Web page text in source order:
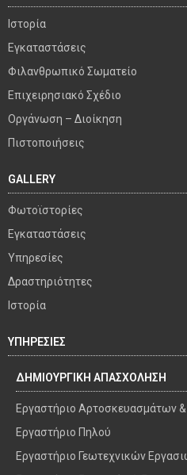
Ιστορία
Εγκαταστάσεις
Φιλανθρωπικό Σωματείο
Επιχειρησιακό Σχέδιο
Οργάνωση – Διοίκηση
Πιστοποιήσεις
GALLERY
Φωτοϊστορίες
Εγκαταστάσεις
Υπηρεσίες
Δραστηριότητες
Ιστορία
ΥΠΗΡΕΣΙΕΣ
ΔΗΜΙΟΥΡΓΙΚΗ ΑΠΑΣΧΟΛΗΣΗ
Εργαστήριο Αρτοσκευασμάτων
Εργαστήριο Πηλού
Εργαστήριο Γεωτεχνικών